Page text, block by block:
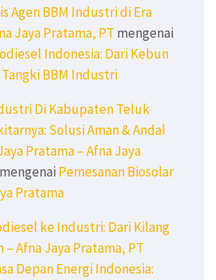
Agen BBM Industri di Era
Jaya Pratama, PT mengenai
Indonesia: Dari Kebun
BBM Industri
Di Kabupaten Teluk
Solusi Aman & Andal
Pratama – Afna Jaya
mengenai Pemesanan Biosolar
Pratama
ke Industri: Dari Kilang
– Afna Jaya Pratama, PT
Depan Energi Indonesia: